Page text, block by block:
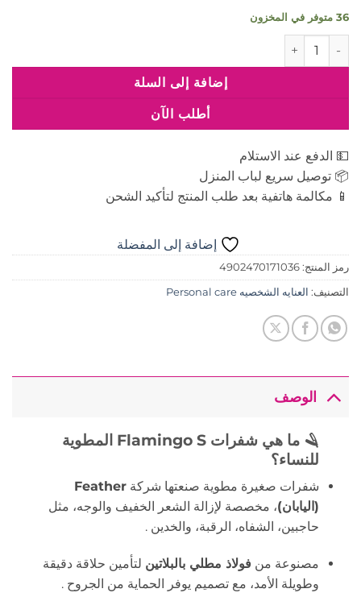
36 متوفر في المخزون
كمية فلامنيجو شفرات حلاقه مطويه نسائي
إضافة إلى السلة
أطلب الآن
💵 الدفع عند الاستلام
📦 توصيل سريع لباب المنزل
📱 مكالمة هاتفية بعد طلب المنتج لتأكيد الشحن
إضافة إلى المفضلة
رمز المنتج: 4902470171036
التصنيف: العنايه الشخصيه Personal care
الوصف
🪒 ما هي شفرات
Flamingo S المطوية
للنساء؟
شفرات صغيرة مطوية صنعتها شركة Feather
(اليابان)، مخصصة لإزالة الشعر الخفيف والوجه، مثل
حاجبين، الشفاه، الرقبة، والخدين .
مصنوعة من فولاذ مطلي بالبلاتين لتأمين حلاقة دقيقة
وطويلة الأمد، مع تصميم يوفر الحماية من الجروح .